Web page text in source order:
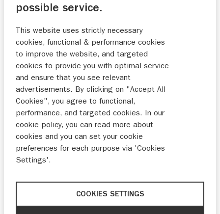
Wij zijn zeer te vreden over de ontvangst en de
behandeling bij de suzuki garage in Barneveld, zeer
vriendelijke mensen bij ontvangst en luisteren bij
problemen en het proberen op te lossen.
ABSOLUTE AANRADER KOMEN NA WAT ZE
BELOVEN DOEN WAT ZE ZEGGEN KWALITEIT EN
EERLIJKHEID
possible service.
This website uses strictly necessary
cookies, functional & performance cookies
to improve the website, and targeted
cookies to provide you with optimal service
and ensure that you see relevant
advertisements. By clicking on "Accept All
Cookies", you agree to functional,
performance, and targeted cookies. In our
cookie policy, you can read more about
cookies and you can set your cookie
preferences for each purpose via 'Cookies
Settings'.
COOKIES SETTINGS